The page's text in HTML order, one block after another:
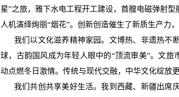
星”之旅，雅下水电工程开工建设，首艘电磁弹射
人机演绎绚丽“烟花”。创新创造催生了新质生产力
我们以文化滋养精神家园。文博热、非遗热不
球，古韵国风成为年轻人眼中的“顶流审美”。文旅
动点燃冬日激情。传统与现代交融，中华文化绽放
我们共创共享美好生活。我到西藏、新疆出席